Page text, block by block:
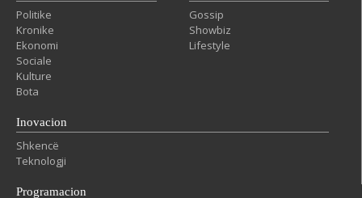
Politike
Kronike
Ekonomi
Sociale
Kulture
Bota
Gossip
Showbiz
Lifestyle
Inovacion
Shkencë
Teknologji
Programacion